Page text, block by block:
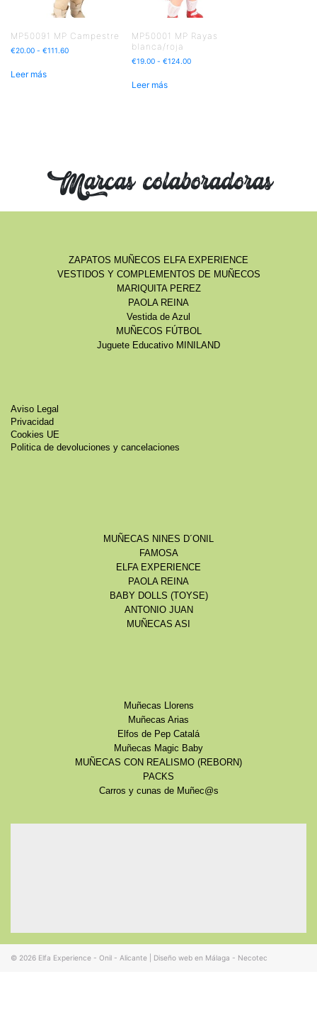
MP50091 MP Campestre
€20.00 - €111.60
Leer más
MP50001 MP Rayas
blanca/roja
€19.00 - €124.00
Leer más
Marcas colaboradoras
ZAPATOS MUÑECOS ELFA EXPERIENCE
VESTIDOS Y COMPLEMENTOS DE MUÑECOS
MARIQUITA PEREZ
PAOLA REINA
Vestida de Azul
MUÑECOS FÚTBOL
Juguete Educativo MINILAND
Aviso Legal
Privacidad
Cookies UE
Politica de devoluciones y cancelaciones
MUÑECAS NINES D´ONIL
FAMOSA
ELFA EXPERIENCE
PAOLA REINA
BABY DOLLS (TOYSE)
ANTONIO JUAN
MUÑECAS ASI
Muñecas Llorens
Muñecas Arias
Elfos de Pep Catalá
Muñecas Magic Baby
MUÑECAS CON REALISMO (REBORN)
PACKS
Carros y cunas de Muñec@s
© 2026 Elfa Experience - Onil - Alicante Diseño web en Málaga - Necotec